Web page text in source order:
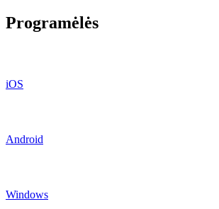
Programėlės
iOS
Android
Windows